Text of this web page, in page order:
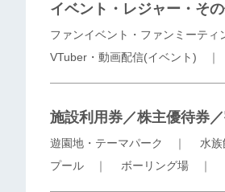
イベント・レジャー・そ
ファンイベント・ファンミーティ
VTuber・動画配信(イベント)
施設利用券／株主優待券
遊園地・テーマパーク ｜ 水族
プール ｜ ボーリング場 ｜